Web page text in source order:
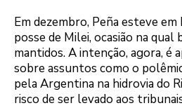
Em dezembro, Peña esteve
posse de Milei, ocasião na
mantidos. A intenção, agora, é
sobre assuntos como o
pela Argentina na hidrovia do
risco de ser levado aos